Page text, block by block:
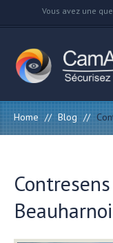
Vous avez une
Home // Blog //